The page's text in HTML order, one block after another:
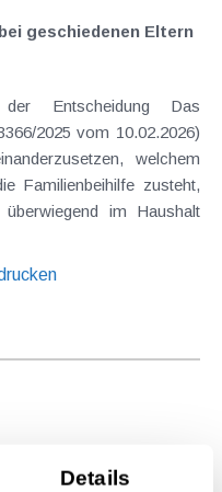
Details
geschiedenen Eltern
Entscheidung Das
2025 vom 10.02.2026)
welchem
Familienbeihilfe zusteht,
im Haushalt